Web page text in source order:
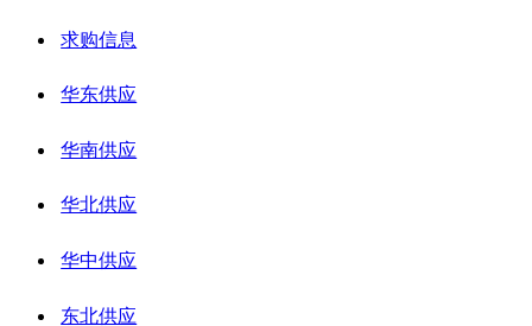
求购信息
华东供应
华南供应
华北供应
华中供应
东北供应